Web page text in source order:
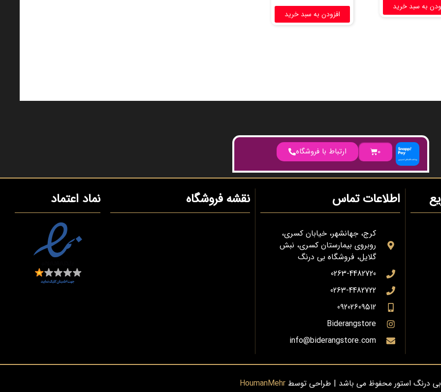
به سبد خرید
افزودن به سبد خرید
0 ارتباط با فروشگاه
اطلاعات تماس
کرج، جهانشهر، خیابان کسری،
روبروی بیمارستان کسری، نبش
گلایل، فروشگاه بی درنگ
0263-4482720
0263-4482722
09202609512
Biderangstore
info@biderangstore.com
نقشه فروشگاه نماد اعتماد
درنگ استور محفوظ می باشد | طراحی توسطHoumanMehr